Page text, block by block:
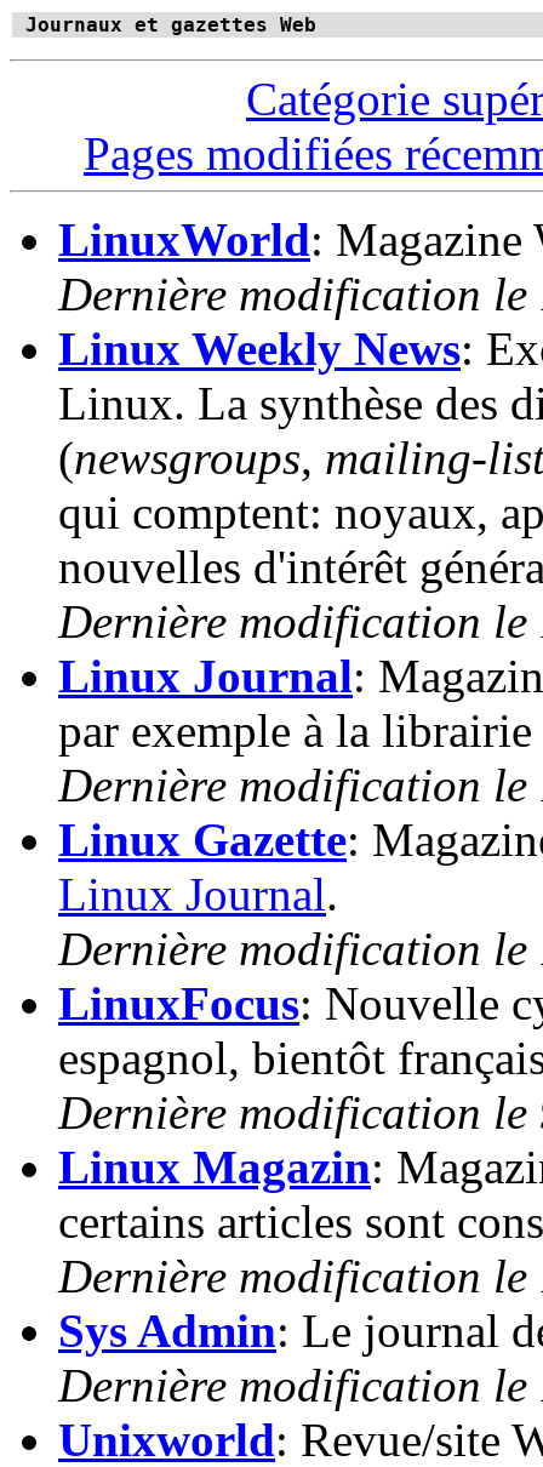
Journaux et gazettes Web
Catégorie
Pages modifiées
LinuxWorld: Magazine
Dernière modification le
Linux Weekly News:
Linux. La synthèse des
(newsgroups, mailing-
qui comptent: noyaux,
nouvelles d'intérêt
Dernière modification le
Linux Journal:
par exemple à la
Dernière modification le
Linux Gazette:
Linux Journal.
Dernière modification le
LinuxFocus: Nouvelle
espagnol, bientôt
Dernière modification le
Linux Magazin:
certains articles sont
Dernière modification le
Sys Admin: Le journal
Dernière modification le
Unixworld: Revue/site